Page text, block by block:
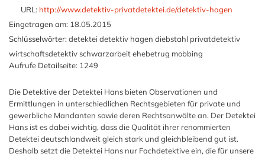
URL: http://www.detektiv-privatdetektei.de/detektiv-hagen
Eingetragen am: 18.05.2015
Schlüsselwörter: detektei detektiv hagen diebstahl privatdetektiv
wirtschaftsdetektiv schwarzarbeit ehebetrug mobbing
Aufrufe Detailseite: 1249
Die Detektive der Detektei Hans bieten Observationen und
Ermittlungen in unterschiedlichen Rechtsgebieten für private und
gewerbliche Mandanten sowie deren Rechtsanwälte an. Der Detektei
Hans ist es dabei wichtig, dass die Qualität ihrer renommierten
Detektei deutschlandweit gleich stark und gleichbleibend gut ist.
Deshalb setzt die Detektei Hans nur Fachdetektive ein, die für unsere